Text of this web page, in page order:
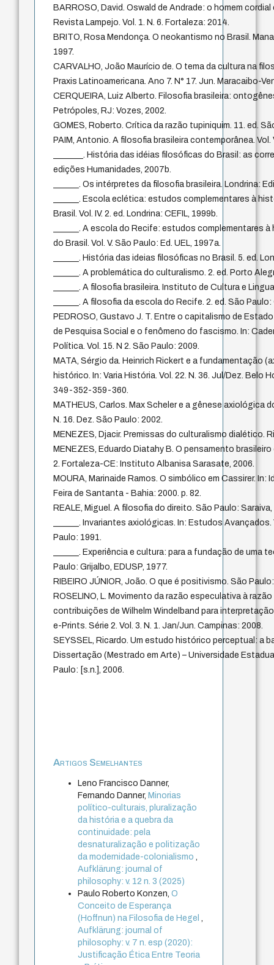
BARROSO, David. Oswald de Andrade: o homem
Revista Lampejo. Vol. 1. N. 6. Fortaleza: 2014.
BRITO, Rosa Mendonça. O neokantismo no Brasil.
1997.
CARVALHO, João Maurício de. O tema da cultura na
Praxis Latinoamericana. Ano 7. N° 17. Jun. Maracaibo-
CERQUEIRA, Luiz Alberto. Filosofia brasileira:
Petrópoles, RJ: Vozes, 2002.
GOMES, Roberto. Crítica da razão tupiniquim. 11. ed.
PAIM, Antonio. A filosofia brasileira contemporânea. Vol.
_______. História das idéias filosóficas do Brasil: as
edições Humanidades, 2007b.
______. Os intérpretes da filosofia brasileira. Londrina:
______. Escola eclética: estudos complementares à
Brasil. Vol. IV. 2. ed. Londrina: CEFIL, 1999b.
______. A escola do Recife: estudos complementares
do Brasil. Vol. V. São Paulo: Ed. UEL, 1997a.
______. História das ideias filosóficas no Brasil. 5. ed.
______. A problemática do culturalismo. 2. ed. Porto
______. A filosofia brasileira. Instituto de Cultura e
______. A filosofia da escola do Recife. 2. ed. São
PEDROSO, Gustavo J. T. Entre o capitalismo de
de Pesquisa Social e o fenômeno do fascismo. In:
Política. Vol. 15. N 2. São Paulo: 2009.
MATA, Sérgio da. Heinrich Rickert e a fundamentação
histórico. In: Varia História. Vol. 22. N. 36. Jul/Dez. Belo
349-352-359-360.
MATHEUS, Carlos. Max Scheler e a gênese axiológica
N. 16. Dez. São Paulo: 2002.
MENEZES, Djacir. Premissas do culturalismo dialético.
MENEZES, Eduardo Diatahy B. O pensamento
2. Fortaleza-CE: Instituto Albanisa Sarasate, 2006.
MOURA, Marinaide Ramos. O simbólico em Cassirer. In:
Feira de Santanta - Bahia: 2000. p. 82.
REALE, Miguel. A filosofia do direito. São Paulo: Saraiva,
______. Invariantes axiológicas. In: Estudos
Paulo: 1991.
______. Experiência e cultura: para a fundação de uma
Paulo: Grijalbo, EDUSP, 1977.
RIBEIRO JÚNIOR, João. O que é positivismo. São
ROSELINO, L. Movimento da razão especulativa à
contribuições de Wilhelm Windelband para
e-Prints. Série 2. Vol. 3. N. 1. Jan/Jun. Campinas: 2008.
SEYSSEL, Ricardo. Um estudo histórico perceptual: a
Dissertação (Mestrado em Arte) – Universidade
Paulo: [s.n.], 2006.
Artigos Semelhantes
Leno Francisco Danner,
Fernando Danner, Minorias
político-culturais, pluralização
da história e a quebra da
continuidade: pela
desnaturalização e politização
da modernidade-colonialismo,
Aufklärung: journal of
philosophy: v. 12 n. 3 (2025)
Paulo Roberto Konzen,O
Conceito de Esperança
(Hoffnun) na Filosofia de Hegel,
Aufklärung: journal of
philosophy: v. 7 n. esp (2020):
Justificação Ética Entre Teoria